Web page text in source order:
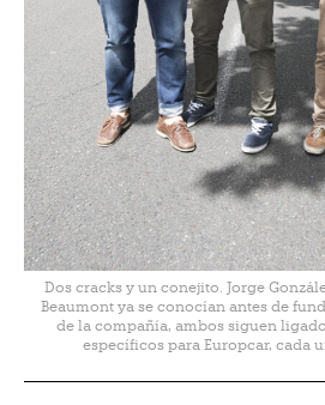
Dos cracks y un conejito. Jorge
Beaumont ya se conocían antes de
de la compañía, ambos siguen
específicos para Europcar, cada